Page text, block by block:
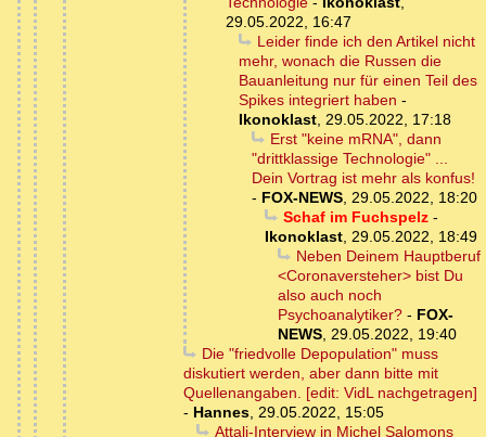
29.05.2022, 16:47
Leider finde ich den Artikel nicht
mehr, wonach die Russen die
Bauanleitung nur für einen Teil des
Spikes integriert haben -
Ikonoklast, 29.05.2022, 17:18
Erst "keine mRNA", dann
"drittklassige Technologie" ...
Dein Vortrag ist mehr als konfus!
- FOX-NEWS, 29.05.2022, 18:20
Schaf im Fuchspelz-
Ikonoklast, 29.05.2022, 18:49
Neben Deinem Hauptberuf
<Coronaversteher> bist Du
also auch noch
Psychoanalytiker? - FOX-
NEWS, 29.05.2022, 19:40
Die "friedvolle Depopulation" muss
diskutiert werden, aber dann bitte mit
Quellenangaben. [edit: VidL nachgetragen]
- Hannes, 29.05.2022, 15:05
Attali-Interview in Michel Salomons